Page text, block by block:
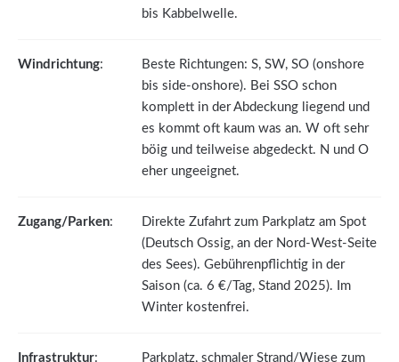
bis Kabbelwelle.
Windrichtung:
Beste Richtungen: S, SW, SO (onshore
bis side-onshore). Bei SSO schon
komplett in der Abdeckung liegend und
es kommt oft kaum was an. W oft sehr
böig und teilweise abgedeckt. N und O
eher ungeeignet.
Zugang/Parken:
Direkte Zufahrt zum Parkplatz am Spot
(Deutsch Ossig, an der Nord-West-Seite
des Sees). Gebührenpflichtig in der
Saison (ca. 6 €/Tag, Stand 2025). Im
Winter kostenfrei.
Infrastruktur:
Parkplatz, schmaler Strand/Wiese zum